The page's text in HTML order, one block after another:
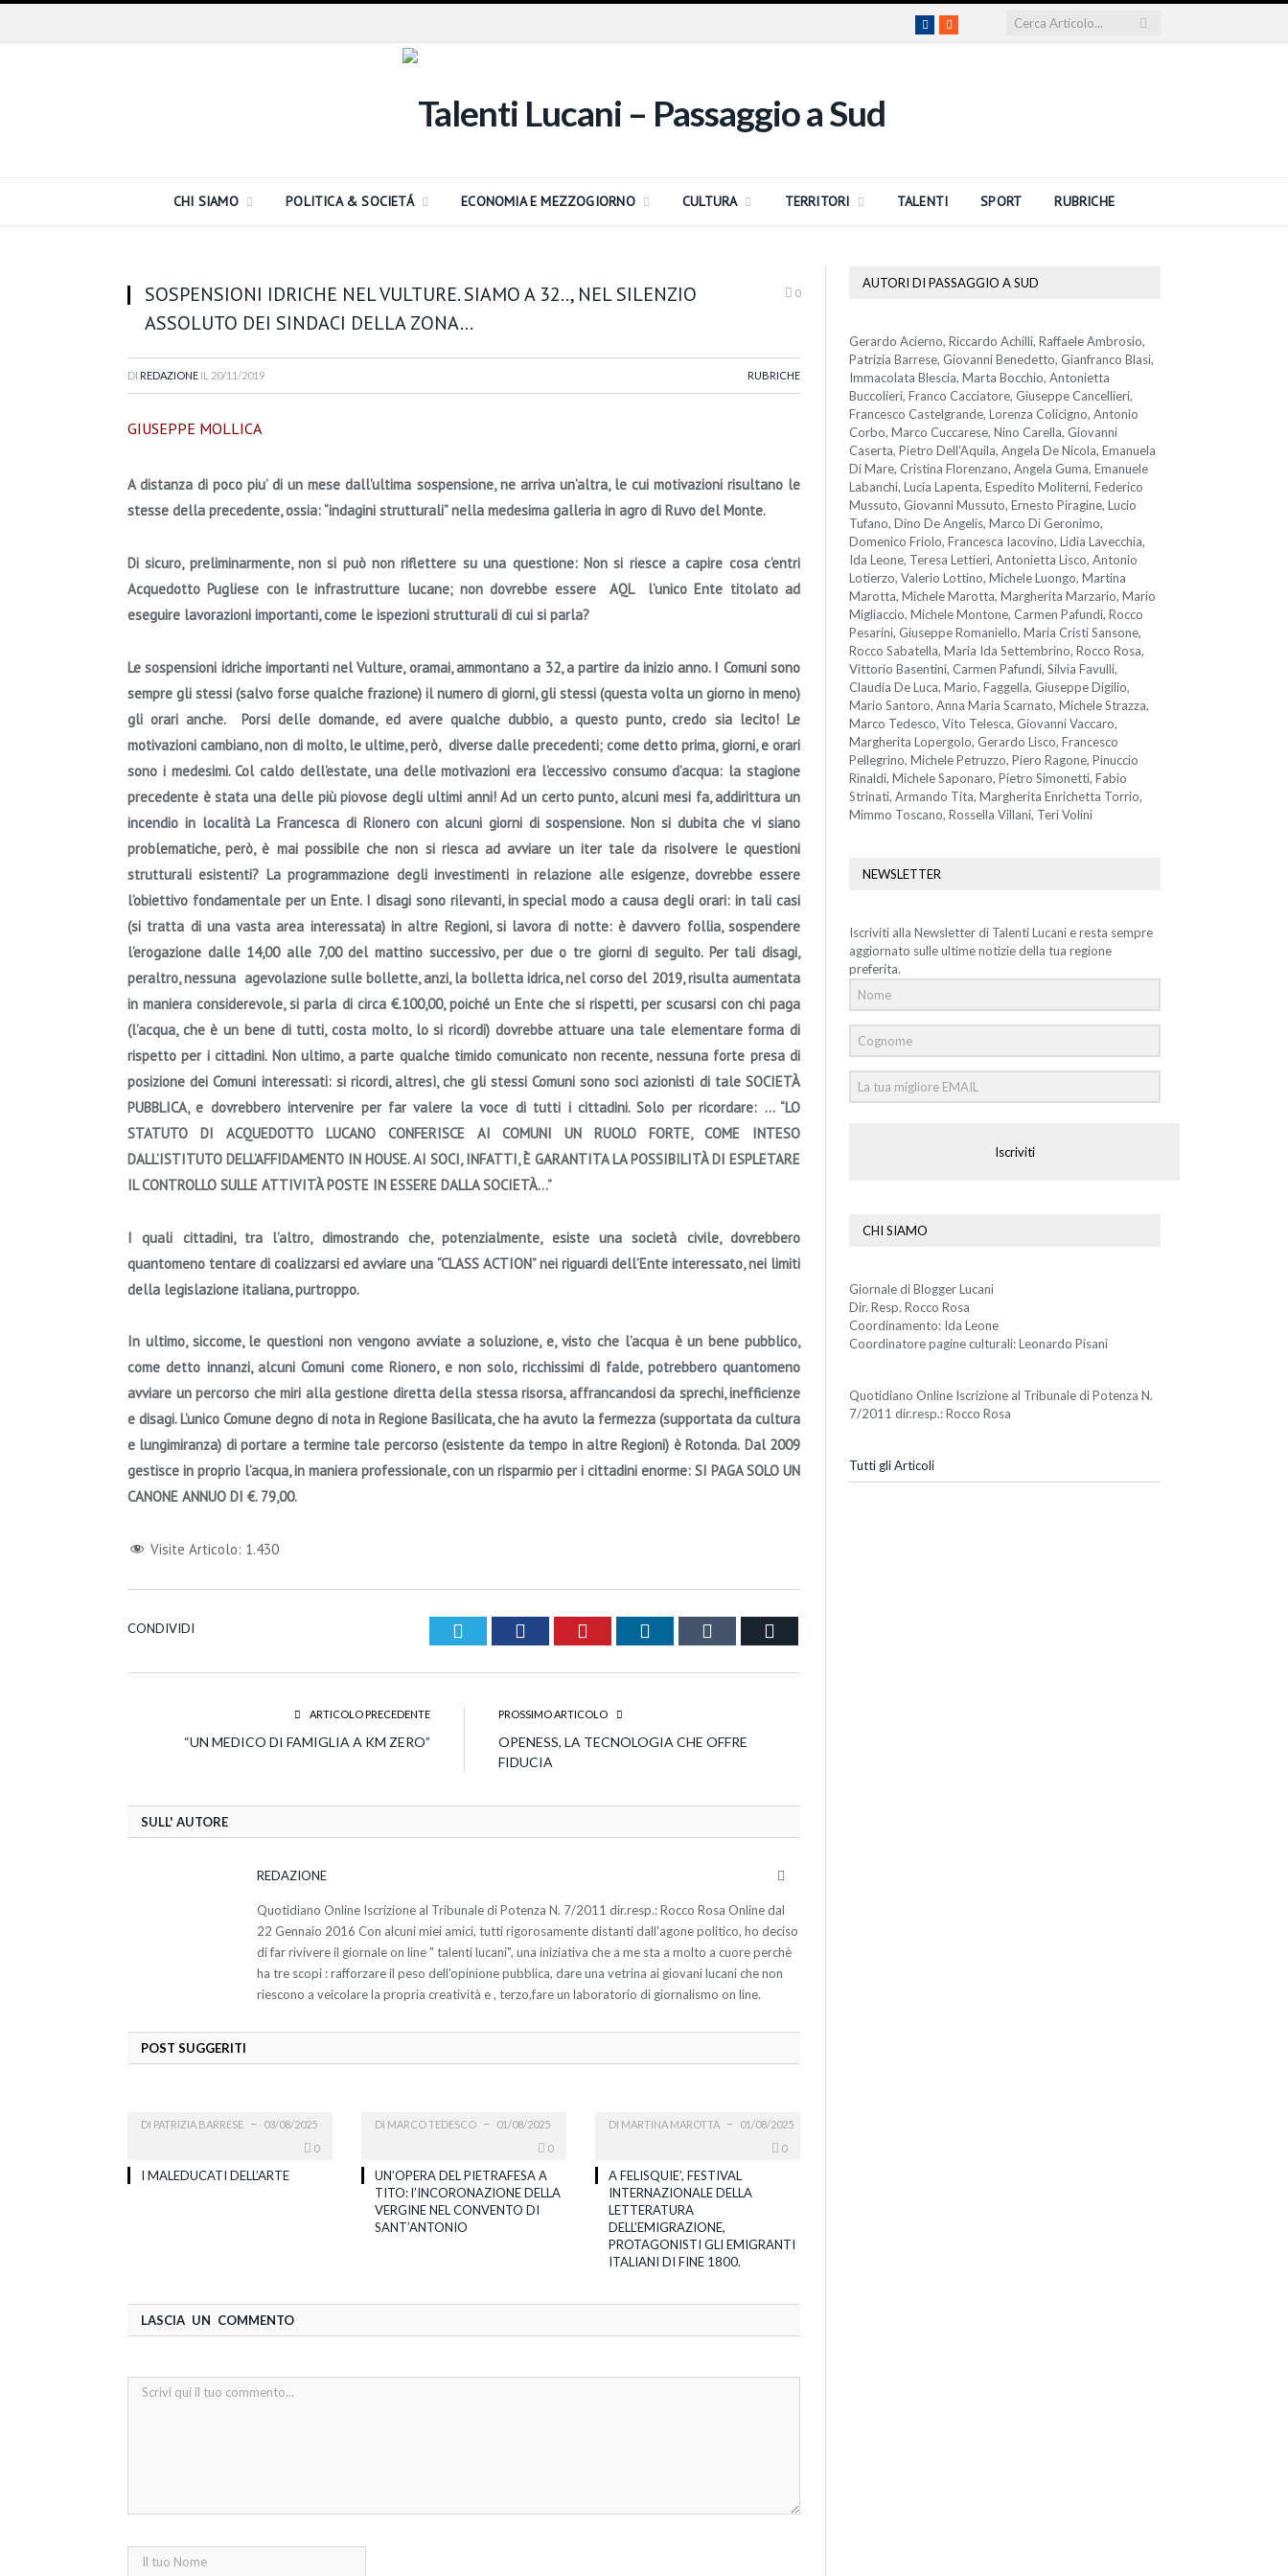
Facebook
RSS
CHI SIAMO POLITICA & SOCIETÁ ECONOMIA E MEZZOGIORNO CULTURA TERRITORI TALENTI SPORT RUBRICHE
SOSPENSIONI IDRICHE NEL VULTURE. SIAMO A 32.., NEL SILENZIO
ASSOLUTO DEI SINDACI DELLA ZONA…
0
DI REDAZIONE IL 20/11/2019 RUBRICHE
GIUSEPPE MOLLICA
A distanza di poco piu’ di un mese dall’ultima sospensione, ne arriva un’altra, le cui motivazioni risultano le
stesse della precedente, ossia: “indagini strutturali”nella medesima galleria in agro di Ruvo del Monte.
Di sicuro, preliminarmente, non si può non riflettere su una questione: Non si riesce a capire cosa c’entri
Acquedotto Pugliese con le infrastrutture lucane; non dovrebbe essere AQL l’unico Ente titolato ad
eseguire lavorazioni importanti, come le ispezioni strutturali di cui si parla?
Le sospensioni idriche importanti nel Vulture, oramai, ammontano a 32, a partire da inizio anno. I Comuni sono
sempre gli stessi (salvo forse qualche frazione) il numero di giorni, gli stessi (questa volta un giorno in meno)
gli orari anche.
Porsi delle domande, ed avere qualche dubbio, a questo punto, credo sia lecito!Le
motivazioni cambiano, non di molto, le ultime, però, diverse dalle precedenti; come detto prima, giorni, e orari
sono i medesimi. Col caldo dell’estate, una delle motivazioni era l’eccessivo consumo d’acqua: la stagione
precedente è stata una delle più piovose degli ultimi anni!Ad un certo punto, alcuni mesi fa, addirittura un
incendio in località La Francesca di Rionero con alcuni giorni di sospensione. Non si dubita che vi siano
problematiche, però, è mai possibile che non si riesca ad avviare un iter tale da risolvere le questioni
strutturali esistenti? La programmazione degli investimenti in relazione alle esigenze, dovrebbe essere
l’obiettivo fondamentale per un Ente. I disagi sono rilevanti, in special modo a causa degli orari: in tali casi
(si tratta di una vasta area interessata) in altre Regioni, si lavora di notte:è davvero follia, sospendere
l’erogazione dalle 14,00 alle 7,00 del mattino successivo, per due o tre giorni di seguito.Per tali disagi,
peraltro, nessuna agevolazione sulle bollette,anzi, la bolletta idrica, nel corso del 2019, risulta aumentata
in maniera considerevole, si parla di circa €.100,00, poiché un Ente che si rispetti, per scusarsi con chi paga
(l’acqua, che è un bene di tutti, costa molto, lo si ricordi) dovrebbe attuare una tale elementare forma di
rispetto per i cittadini. Non ultimo, a parte qualche timido comunicato non recente, nessuna forte presa di
posizione dei Comuni interessati: si ricordi, altresì, che gli stessi Comuni sono soci azionisti di tale SOCIETÀ
PUBBLICA, e dovrebbero intervenire per far valere la voce di tutti i cittadini. Solo per ricordare: … “LO
STATUTO DI ACQUEDOTTO LUCANO CONFERISCE AI COMUNI UN RUOLO FORTE, COME INTESO
DALL’ISTITUTO DELL’AFFIDAMENTO IN HOUSE. AI SOCI, INFATTI, È GARANTITA LA POSSIBILITÀ DI ESPLETARE
IL CONTROLLO SULLE ATTIVITÀ POSTE IN ESSERE DALLA SOCIETÀ…”
I quali cittadini, tra l’altro, dimostrando che, potenzialmente, esiste una società civile, dovrebbero
quantomeno tentare di coalizzarsi ed avviare una “CLASS ACTION”nei riguardi dell’Ente interessato, nei limiti
della legislazione italiana, purtroppo.
In ultimo,siccome, le questioni non vengono avviate a soluzione, e, visto che l’acqua è un bene pubblico,
come detto innanzi, alcuni Comuni come Rionero, e non solo, ricchissimi di falde, potrebbero quantomeno
avviare un percorso che miri alla gestione diretta della stessa risorsa, affrancandosi da sprechi, inefficienze
e disagi. L’unico Comune degno di nota in Regione Basilicata,che ha avuto la fermezza (supportata da cultura
e lungimiranza) di portare a termine tale percorso (esistente da tempo in altre Regioni) è Rotonda. Dal 2009
gestisce in proprio l’acqua, in maniera professionale, con un risparmio per i cittadini enorme: SI PAGA SOLO UN
CANONE ANNUO DI €. 79,00.
Visite Articolo: 1.430
CONDIVIDI Twitter Facebook Pinterest LinkedIn Tumblr
ARTICOLO PRECEDENTE
“UN MEDICO DI FAMIGLIA A KM ZERO”
PROSSIMO ARTICOLO
OPENESS, LA TECNOLOGIA CHE OFFRE
FIDUCIA
SULL' AUTORE
REDAZIONE
Quotidiano Online Iscrizione al Tribunale di Potenza N. 7/2011 dir.resp.: Rocco Rosa Online dal
22 Gennaio 2016 Con alcuni miei amici, tutti rigorosamente distanti dall'agone politico, ho deciso
di far rivivere il giornale on line " talenti lucani", una iniziativa che a me sta a molto a cuore perchè
ha tre scopi : rafforzare il peso dell'opinione pubblica, dare una vetrina ai giovani lucani che non
riescono a veicolare la propria creatività e , terzo,fare un laboratorio di giornalismo on line.
POST SUGGERITI
DI PATRIZIA BARRESE
03/08/2025
0
I MALEDUCATI DELL’ARTE
DI MARCO TEDESCO
01/08/2025
0
UN’OPERA DEL PIETRAFESA A
TITO: l’INCORONAZIONE DELLA
VERGINE NEL CONVENTO DI
SANT’ANTONIO
DI MARTINA MAROTTA
01/08/2025
0
A FELISQUIE’, FESTIVAL
INTERNAZIONALE DELLA
LETTERATURA
DELL’EMIGRAZIONE,
PROTAGONISTI GLI EMIGRANTI
ITALIANI DI FINE 1800.
LASCIA UN COMMENTO
AUTORI DI PASSAGGIO A SUD
Gerardo Acierno, Riccardo Achilli, Raffaele Ambrosio,
Patrizia Barrese, Giovanni Benedetto, Gianfranco Blasi,
Immacolata Blescia, Marta Bocchio, Antonietta
Buccolieri, Franco Cacciatore, Giuseppe Cancellieri,
Francesco Castelgrande, Lorenza Colicigno, Antonio
Corbo, Marco Cuccarese, Nino Carella, Giovanni
Caserta, Pietro Dell’Aquila, Angela De Nicola, Emanuela
Di Mare, Cristina Florenzano, Angela Guma, Emanuele
Labanchi, Lucia Lapenta, Espedito Moliterni, Federico
Mussuto, Giovanni Mussuto, Ernesto Piragine, Lucio
Tufano, Dino De Angelis, Marco Di Geronimo,
Domenico Friolo, Francesca Iacovino, Lidia Lavecchia,
Ida Leone, Teresa Lettieri, Antonietta Lisco, Antonio
Lotierzo, Valerio Lottino, Michele Luongo, Martina
Marotta, Michele Marotta, Margherita Marzario, Mario
Migliaccio, Michele Montone, Carmen Pafundi, Rocco
Pesarini, Giuseppe Romaniello, Maria Cristi Sansone,
Rocco Sabatella, Maria Ida Settembrino, Rocco Rosa,
Vittorio Basentini, Carmen Pafundi, Silvia Favulli,
Claudia De Luca, Mario, Faggella, Giuseppe Digilio,
Mario Santoro, Anna Maria Scarnato, Michele Strazza,
Marco Tedesco, Vito Telesca, Giovanni Vaccaro,
Margherita Lopergolo, Gerardo Lisco, Francesco
Pellegrino, Michele Petruzzo, Piero Ragone, Pinuccio
Rinaldi, Michele Saponaro, Pietro Simonetti, Fabio
Strinati, Armando Tita, Margherita Enrichetta Torrio,
Mimmo Toscano, Rossella Villani, Teri Volini
NEWSLETTER
Iscriviti alla Newsletter di Talenti Lucani e resta sempre
aggiornato sulle ultime notizie della tua regione
preferita.
Iscriviti
CHI SIAMO
Giornale di Blogger Lucani
Dir. Resp. Rocco Rosa
Coordinamento: Ida Leone
Coordinatore pagine culturali: Leonardo Pisani
Quotidiano Online Iscrizione al Tribunale di Potenza N.
7/2011 dir.resp.: Rocco Rosa
Tutti gli Articoli